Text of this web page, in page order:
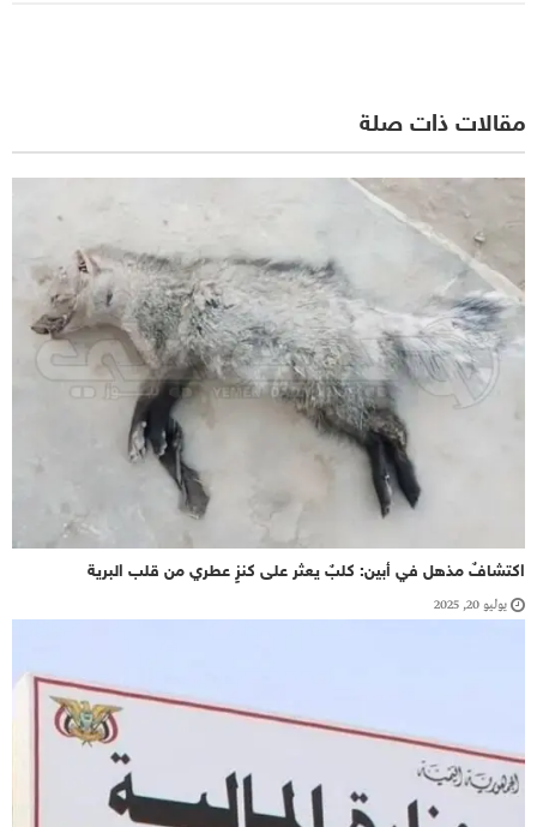
مقالات ذات صلة
اكتشافٌ مذهل في أبين: كلبٌ يعثر على كنزٍ عطري من قلب البرية
يوليو 20, 2025